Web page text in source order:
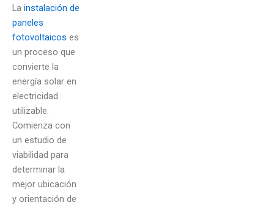
La instalación de
paneles
fotovoltaicos es
un proceso que
convierte la
energía solar en
electricidad
utilizable.
Comienza con
un estudio de
viabilidad para
determinar la
mejor ubicación
y orientación de